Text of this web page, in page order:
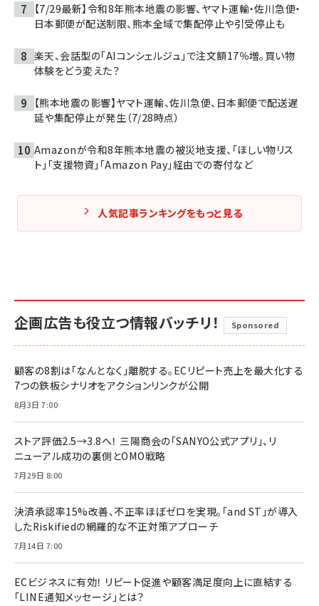
【7/29最新】令和8年熊本地震の影響、ヤマト運輸・佐川急便・
日本郵便が配送制限、熊本全域で集配停止や引受停止も
楽天、会話型の「AIコンシェルジュ」で注文額17％増。買い物
体験をどう変えた？
【熊本地震の影響】ヤマト運輸、佐川急便、日本郵便で配送遅
延や集配停止が発生（7/28時点）
Amazonが令和8年熊本地震の被災地支援、「ほしい物リス
ト」「支援物資」「Amazon Pay」経由での寄付など
人気記事ランキングをもっと見る
企画広告も役立つ情報バッチリ！ Sponsored
顧客の8割は「なんとなく」離脱する。ECリピート売上を最大化する
7つの鉄板シナリオをアクションリンクが公開
8月3日 7:00
ストア評価2.5→3.8へ！ 三陽商会の「SANYO公式アプリ」、リ
ニューアル成功の裏側とOMO戦略
7月29日 8:00
決済承認率15%改善、不正率ほぼゼロを実現。「and ST」が導入
したRiskifiedの網羅的な不正対策アプローチ
7月14日 7:00
ECビジネスに有効！ リピート促進や顧客満足度向上に直結する
「LINE通知メッセージ」とは？